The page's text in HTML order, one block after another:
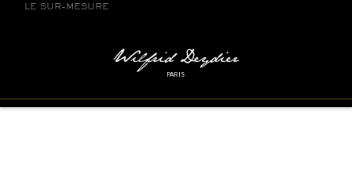
LE SUR-MESURE
PARIS